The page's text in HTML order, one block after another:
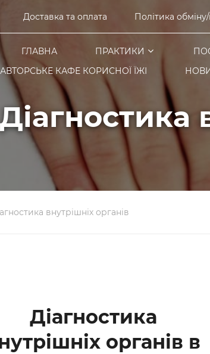
Доставка та оплата Політика
ГЛАВНА ПРАКТИКИ
АВТОРСЬКЕ КАФЕ КОРИСНОЇ ЇЖІ
Діагностика
внутрішніх органів
Діагностика
органів в